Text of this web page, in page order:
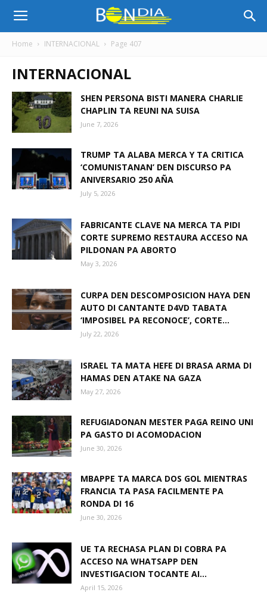
Bon
Dia
Aruba
Aruba
Home INTERNACIONAL Page 407
INTERNACIONAL
SHEN PERSONA BISTI MANERA CHARLIE
CHAPLIN TA REUNI NA SUISA
June 7, 2026
TRUMP TA ALABA MERCA Y TA CRITICA
‘COMUNISTANAN’ DEN DISCURSO PA
ANIVERSARIO 250 AÑA
July 5, 2026
FABRICANTE CLAVE NA MERCA TA PIDI
CORTE SUPREMO RESTAURA ACCESO NA
PILDONAN PA ABORTO
May 3, 2026
CURPA DEN DESCOMPOSICION HAYA DEN
AUTO DI CANTANTE D4VD TABATA
‘IMPOSIBEL PA RECONOCE’, CORTE...
July 22, 2026
ISRAEL TA MATA HEFE DI BRASA ARMA DI
HAMAS DEN ATAKE NA GAZA
May 27, 2026
REFUGIADONAN MESTER PAGA REINO UNI
PA GASTO DI ACOMODACION
June 30, 2026
MBAPPE TA MARCA DOS GOL MIENTRAS
FRANCIA TA PASA FACILMENTE PA
RONDA DI 16
June 30, 2026
UE TA RECHASA PLAN DI COBRA PA
ACCESO NA WHATSAPP DEN
INVESTIGACION TOCANTE AI...
April 15, 2026